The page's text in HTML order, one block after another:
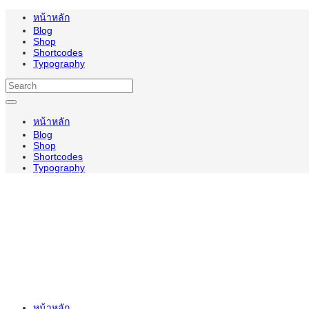
หน้าหลัก
Blog
Shop
Shortcodes
Typography
หน้าหลัก
Blog
Shop
Shortcodes
Typography